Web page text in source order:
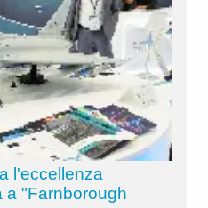
l'eccellenza
a "Farnborough